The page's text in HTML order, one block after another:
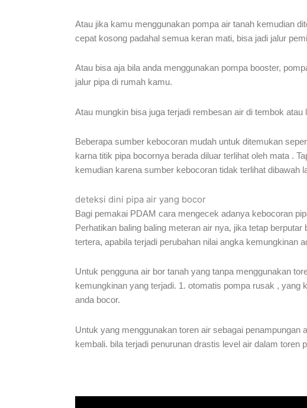
Atau jika kamu menggunakan pompa air tanah kemudian
cepat kosong padahal semua keran mati, bisa jadi jalur
Atau bisa aja bila anda menggunakan pompa booster,
jalur pipa di rumah kamu.
Atau mungkin bisa juga terjadi rembesan air di tembok
Beberapa sumber kebocoran mudah untuk ditemukan
karna titik pipa bocornya berada diluar terlihat oleh mata .
kemudian karena sumber kebocoran tidak terlihat dibawah
deteksi dini pipa air yang bocor
Bagi pemakai PDAM cara mengecek adanya kebocoran
Perhatikan baling baling meteran air nya, jika tetap
tertera, apabila terjadi perubahan nilai angka kemungkinan
Untuk pengguna air bor tanah yang tanpa menggunakan
kemungkinan yang terjadi. 1. otomatis pompa rusak ,
anda bocor.
Untuk yang menggunakan toren air sebagai
kembali. bila terjadi penurunan drastis level air dalam